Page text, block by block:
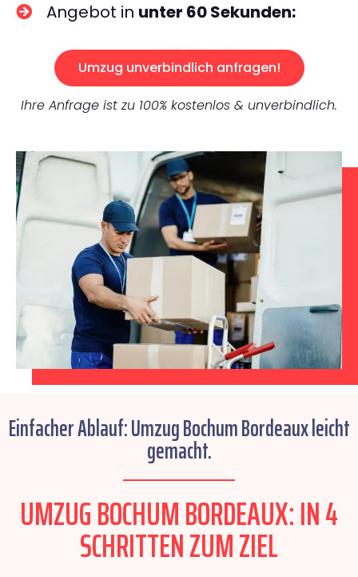
Angebot in unter 60 Sekunden:
Umzug unverbindlich anfragen!
Ihre Anfrage ist zu 100% kostenlos & unverbindlich.
Einfacher Ablauf: Umzug Bochum Bordeaux leicht
gemacht.
UMZUG BOCHUM BORDEAUX: IN 4
SCHRITTEN ZUM ZIEL